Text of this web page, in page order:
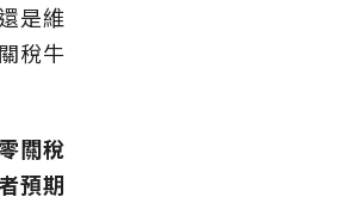
是維
稅牛
關稅
預期